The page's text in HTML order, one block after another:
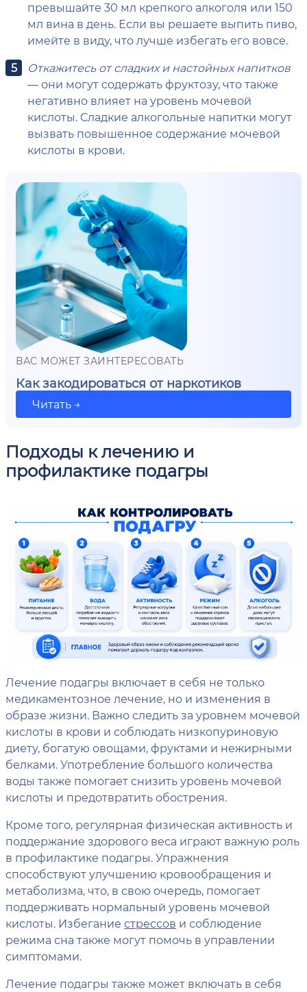
превышайте 30 мл крепкого алкоголя или 150
мл вина в день. Если вы решаете выпить пиво,
имейте в виду, что лучше избегать его вовсе.
Откажитесь от сладких и настойных напитков
— они могут содержать фруктозу, что также
негативно влияет на уровень мочевой
кислоты. Сладкие алкогольные напитки могут
вызвать повышенное содержание мочевой
кислоты в крови.
ВАС МОЖЕТ ЗАИНТЕРЕСОВАТЬ
Как закодироваться от наркотиков
Читать →
Подходы к лечению и
профилактике подагры
Лечение подагры включает в себя не только
медикаментозное лечение, но и изменения в
образе жизни. Важно следить за уровнем мочевой
кислоты в крови и соблюдать низкопуриновую
диету, богатую овощами, фруктами и нежирными
белками. Употребление большого количества
воды также помогает снизить уровень мочевой
кислоты и предотвратить обострения.
Кроме того, регулярная физическая активность и
поддержание здорового веса играют важную роль
в профилактике подагры. Упражнения
способствуют улучшению кровообращения и
метаболизма, что, в свою очередь, помогает
поддерживать нормальный уровень мочевой
кислоты. Избегание стрессов и соблюдение
режима сна также могут помочь в управлении
симптомами.
Лечение подагры также может включать в себя